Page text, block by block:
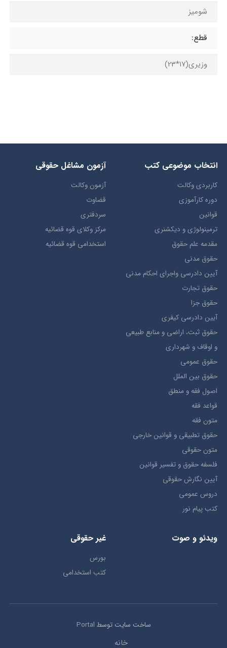
شومیز
قطع:
وزیری(17*23)
انتخاب​ موضوعي​ کتب
کاربردی وکالت
دوره کارآموزی
قوانین
ترمينولوژي و ديکشنري
مقدمه علم حقوق
حقوق مدني
آيين دادرسي ​واجراي ​احکام ​مدني
حقوق تجارت
حقوق جزا
آيین دادرسی کیفری
حقوق ثبت، اراضي و منابع طبيعي
و اوقاف و شهرداری
حقوق عمومی
حقوق بين الملل
اصول فقه و منطق
قواعد فقه
متون فقه
حقوق تطبيقي و قوانین خارجی
متون حقوقي
فلسفه حقوق و تفسیر قوانین
آیین نگارش حقوقی
دروس عمومی
کتب پیام نور
آزمون مشاغل حقوقی
آزمون وکالت
قضاوت
سردفتری
مرکز وکلای قوه قضائیه
استخدامی قوه قضائیه
ویدئو و صوت غیر حقوقی
بورس
کتب استخدامی
ساخت سایت توسط Portal
خانه